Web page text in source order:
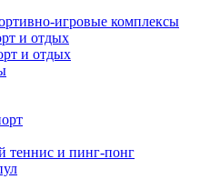
игровые комплексы
и отдых
и отдых
теннис и пинг-понг